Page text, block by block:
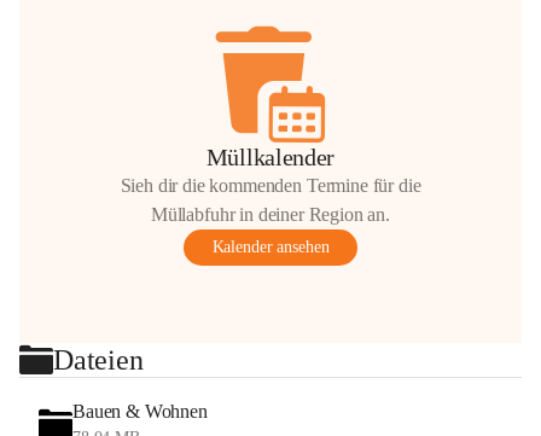
Müllkalender
Sieh dir die kommenden Termine für die
Müllabfuhr in deiner Region an.
Kalender ansehen
Dateien
Bauen & Wohnen